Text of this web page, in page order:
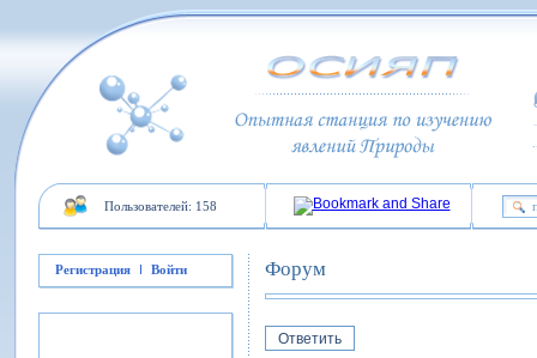
Пользователей: 158
Регистрация Войти Форум
Ответить